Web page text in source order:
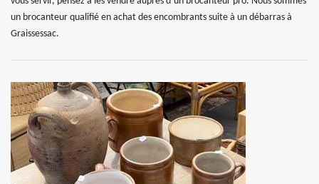
un brocanteur qualifié en achat des encombrants suite à un débarras à
Graissessac.